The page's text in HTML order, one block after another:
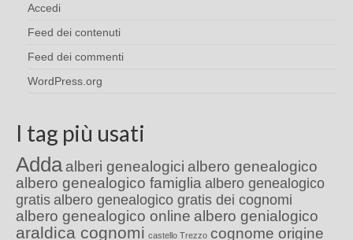
Accedi
Feed dei contenuti
Feed dei commenti
WordPress.org
I tag più usati
Adda alberi genealogici albero genealogico
albero genealogico famiglia albero genealogico
gratis albero genealogico gratis dei cognomi
albero genealogico online albero genialogico
araldica cognomi castello Trezzo cognome origine